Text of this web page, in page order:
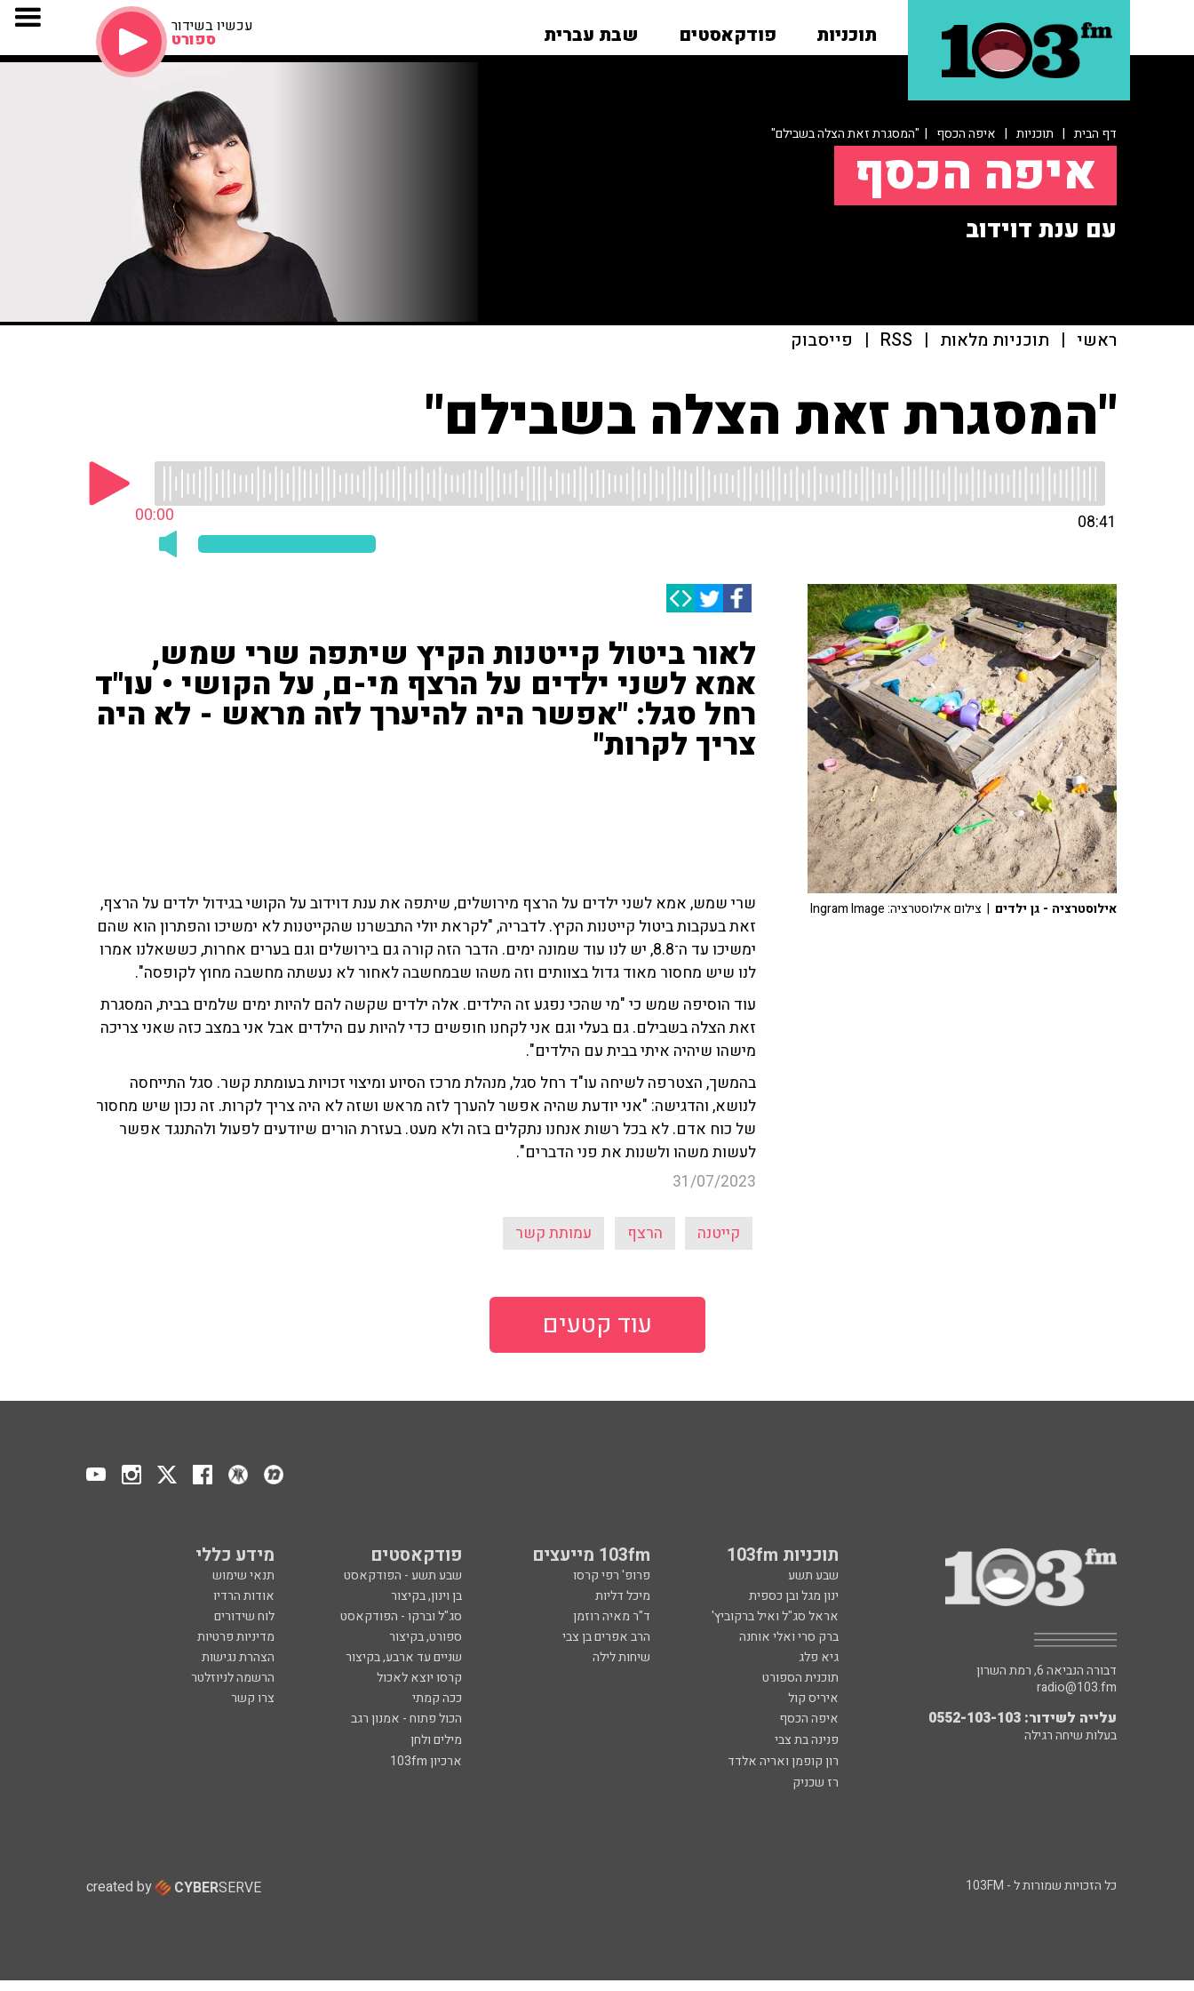
תוכניות פודקאסטים שבת עברית עכשיו בשידור
ספורט
דף הבית | תוכניות | איפה הכסף | "המסגרת זאת הצלה בשבילם"
איפה הכסף
עם ענת דוידוב
ראשי | תוכניות מלאות |
RSS
| פייסבוק
"המסגרת זאת הצלה בשבילם"
00:00 08:41
לאור ביטול קייטנות הקיץ שיתפה שרי שמש,
אמא לשני ילדים על הרצף מי-ם, על הקושי • עו"ד
רחל סגל: "אפשר היה להיערך לזה מראש - לא היה
צריך לקרות"
שרי שמש, אמא לשני ילדים על הרצף מירושלים, שיתפה את ענת דוידוב על הקושי בגידול ילדים על הרצף,
זאת בעקבות ביטול קייטנות הקיץ. לדבריה, "לקראת יולי התבשרנו שהקייטנות לא ימשיכו והפתרון הוא שהם
ימשיכו עד ה־8.8, יש לנו עוד שמונה ימים. הדבר הזה קורה גם בירושלים וגם בערים אחרות, כששאלנו אמרו
לנו שיש מחסור מאוד גדול בצוותים וזה משהו שבמחשבה לאחור לא נעשתה מחשבה מחוץ לקופסה".
עוד הוסיפה שמש כי "מי שהכי נפגע זה הילדים. אלה ילדים שקשה להם להיות ימים שלמים בבית, המסגרת
זאת הצלה בשבילם. גם בעלי וגם אני לקחנו חופשים כדי להיות עם הילדים אבל אני במצב כזה שאני צריכה
מישהו שיהיה איתי בבית עם הילדים".
בהמשך, הצטרפה לשיחה עו"ד רחל סגל, מנהלת מרכז הסיוע ומיצוי זכויות בעומתת קשר. סגל התייחסה
לנושא, והדגישה: "אני יודעת שהיה אפשר להערך לזה מראש ושזה לא היה צריך לקרות. זה נכון שיש מחסור
של כוח אדם. לא בכל רשות אנחנו נתקלים בזה ולא מעט. בעזרת הורים שיודעים לפעול ולהתנגד אפשר
לעשות משהו ולשנות את פני הדברים".
31/07/2023
קייטנה הרצף עמותת קשר
אילוסטרציה - גן ילדים | צילום אילוסטרציה: Ingram Image
עוד קטעים
תוכניות 103fm 103fm מייעצים פודקאסטים מידע כללי
שבע תשע פרופ' רפי קרסו שבע תשע - הפודקאסט
תנאי שימוש
ינון מגל ובן כספית
מיכל דליות בן וינון, בקיצור
אודות הרדיו
אראל סג"ל ואיל ברקוביץ'
ד"ר מאיה רוזמן סג"ל וברקו - הפודקאסט
לוח שידורים
ברק סרי ואלי אוחנה
הרב אפרים בן צבי ספורט, בקיצור
מדיניות פרטיות
גיא פלג
שיחות לילה שניים עד ארבע, בקיצור
הצהרת נגישות
תוכנית הספורט
קרסו יוצא לאכול
הרשמה לניוזלטר
איריס קול
ככה קמתי
צרו קשר
איפה הכסף
הכול פתוח - אמנון רגב
פנינה בת צבי
מילים ולחן
רון קופמן ואריה אלדד
ארכיון 103fm
רז שכניק
דבורה הנביאה 6, רמת השרון
radio@103.fm
עלייה לשידור: 0552-103-103
בעלות שיחה רגילה
כל הזכויות שמורות ל - 103FM created by CYBERSERVE